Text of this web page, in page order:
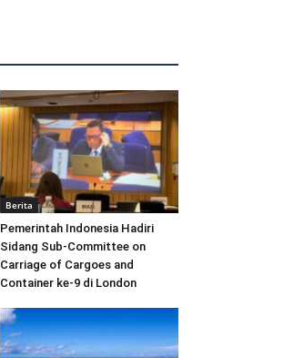
Berita
Pemerintah Indonesia Hadiri
Sidang Sub-Committee on
Carriage of Cargoes and
Container ke-9 di London